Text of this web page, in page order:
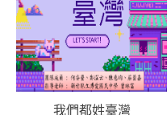
我們都姓臺灣